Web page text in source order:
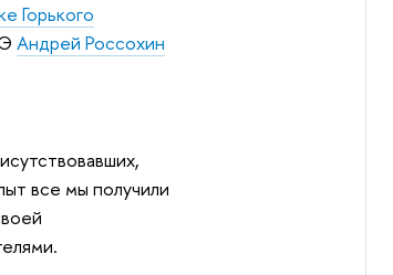
Горького
Андрей Россохин
все мы получили